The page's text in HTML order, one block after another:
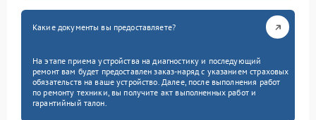
Какие документы вы предоставляете?
На этапе приема устройства на диагностику и последующий
ремонт вам будет предоставлен заказ-наряд с указанием страховых
обязательств на ваше устройство. Далее, после выполнения работ
по ремонту техники, вы получите акт выполненных работ и
гарантийный талон.